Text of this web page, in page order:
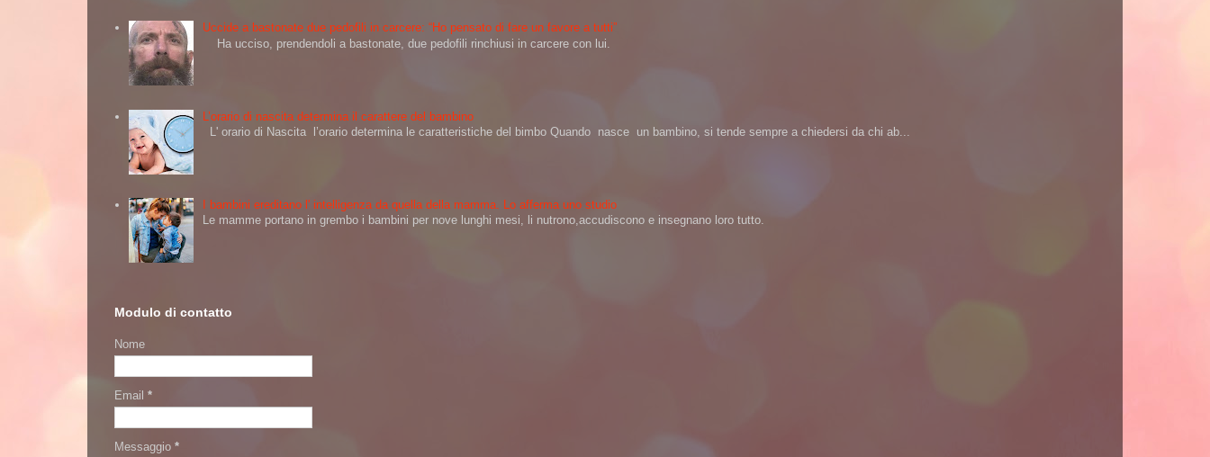
Uccide a bastonate due pedofili in carcere: “Ho pensato di fare un favore a tutti”
Ha ucciso, prendendoli a bastonate, due pedofili rinchiusi in carcere con lui.
L’orario di nascita determina il carattere del bambino
L' orario di Nascita l’orario determina le caratteristiche del bimbo Quando nasce un bambino, si tende sempre a chiedersi da chi ab...
I bambini ereditano l' intelligenza da quella della mamma. Lo afferma uno studio
Le mamme portano in grembo i bambini per nove lunghi mesi, li nutrono,accudiscono e insegnano loro tutto.
Modulo di contatto
Nome
Email *
Messaggio *